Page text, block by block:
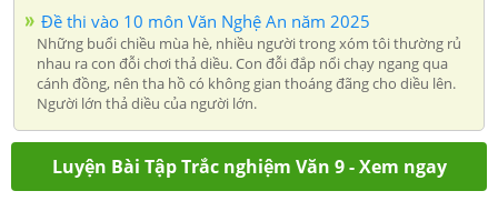
Đề thi vào 10 môn Văn Nghệ An năm 2025
Những buổi chiều mùa hè, nhiều người trong xóm tôi thường rủ
nhau ra con đỗi chơi thả diều. Con đỗi đắp nổi chạy ngang qua
cánh đồng, nên tha hồ có không gian thoáng đãng cho diều lên.
Người lớn thả diều của người lớn.
Luyện Bài Tập Trắc nghiệm Văn 9 - Xem ngay